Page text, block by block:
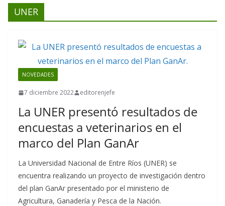
UNER
NOVEDADES
7 diciembre 2022 editorenjefe
La UNER presentó resultados de
encuestas a veterinarios en el
marco del Plan GanAr
La Universidad Nacional de Entre Ríos (UNER) se
encuentra realizando un proyecto de investigación dentro
del plan GanAr presentado por el ministerio de
Agricultura, Ganadería y Pesca de la Nación.